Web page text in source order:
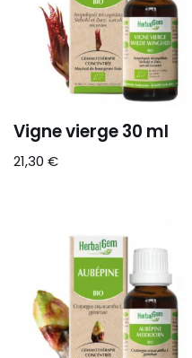
Vigne vierge 30 ml
21,30 €